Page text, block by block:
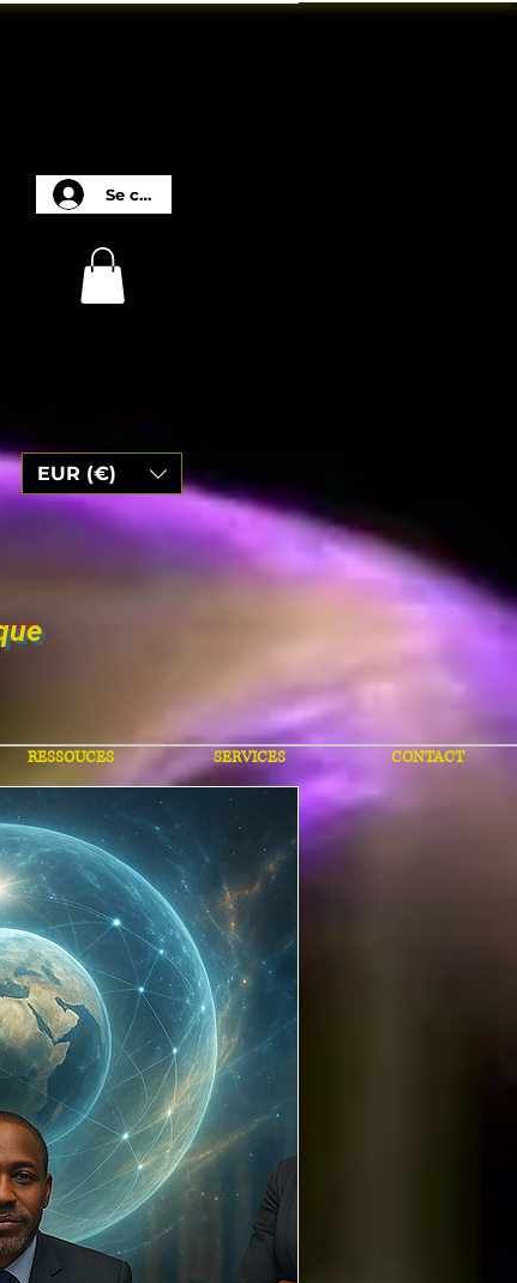
Se connecter
EUR (€)
RESSOUCES SERVICES CONTACT